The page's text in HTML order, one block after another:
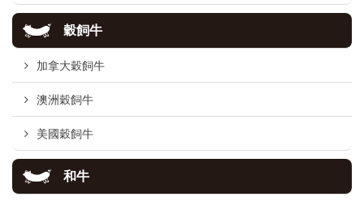
穀飼牛
加拿大穀飼牛
澳洲穀飼牛
美國穀飼牛
和牛